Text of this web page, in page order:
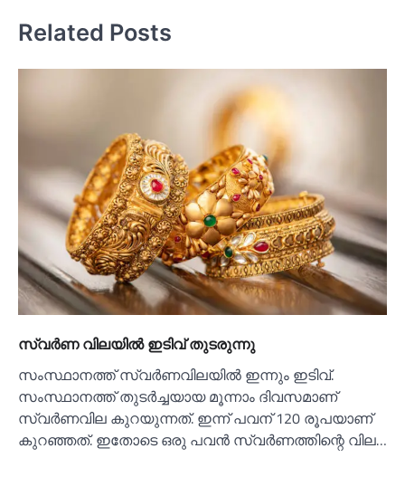
Related Posts
സ്വര്‍ണ വിലയില്‍ ഇടിവ് തുടരുന്നു
സംസ്ഥാനത്ത് സ്വര്‍ണവിലയില്‍ ഇന്നും ഇടിവ്.
സംസ്ഥാനത്ത് തുടർച്ചയായ മൂന്നാം ദിവസമാണ്
സ്വർണവില കുറയുന്നത്. ഇന്ന് പവന് 120 രൂപയാണ്
കുറഞ്ഞത്. ഇതോടെ ഒരു പവൻ സ്വർണത്തിന്റെ വില…